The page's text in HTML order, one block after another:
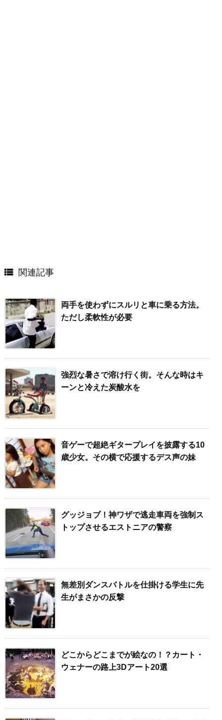
 関連記事
両手を使わずにスルリと車に乗る方法。
ただし柔軟性が必要
強烈な暑さで溶け行く街。そんな時はキ
ーンと冷えた炭酸水を
音ゲーで超絶ギタープレイを披露する10
歳少女。その横で応援するデス声の妹
グッジョブ！神ワザで逃走車両を強制ス
トップさせるエストニアの警察
無差別ダンスバトルを仕掛ける学生に先
生がまさかの反撃
どこからどこまでが絵なの！？カート・
ウェナーの路上3Dアート20選